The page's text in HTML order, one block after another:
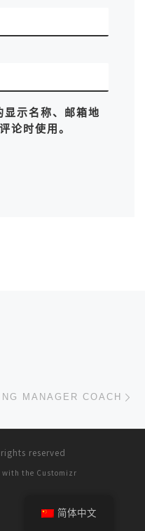
显示名称、邮箱地
论时使用。
MANAGER COACH
reserved
with the Customizr
简体中文